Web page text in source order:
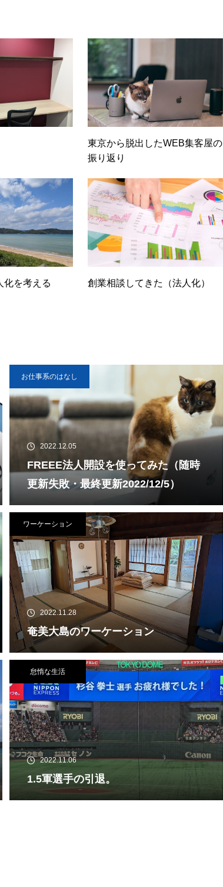
東京から脱出したWEB集客屋の
振り返り
化を考える 創業相談してきた（法人化）
お仕事系のはなし
2022.12.05
FREEE法人開設を使ってみた（随時
更新失敗・最終更新2022/12/5）
ワーケーション
2022.11.28
奄美大島のワーケーション
怠惰な生活
2022.11.06
1.5軍選手の引退。